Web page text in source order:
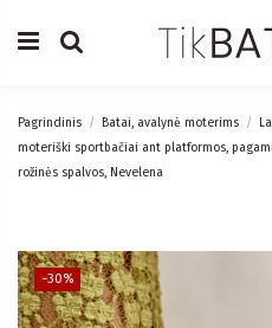
Pagrindinis Batai, avalynė moterims
moteriški sportbačiai ant platformos,
rožinės spalvos, Nevelena
−30%